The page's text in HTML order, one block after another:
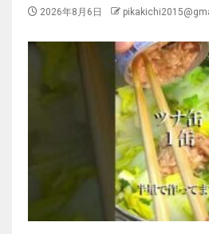
2026年8月6日